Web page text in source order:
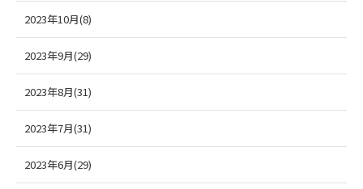
2023年10月(8)
2023年9月(29)
2023年8月(31)
2023年7月(31)
2023年6月(29)